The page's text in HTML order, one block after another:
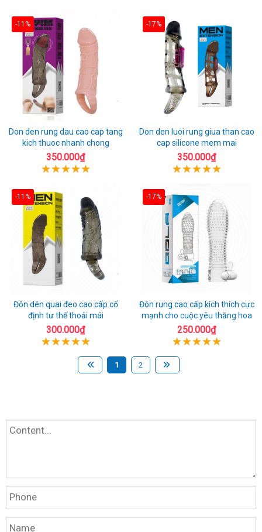
-11%
Don den rung dau cao cap tang
kich thuoc nhanh chong
350.000₫
-17%
Don den luoi rung giua than cao
cap silicone mem mai
350.000₫
-11%
Đôn dên quai đeo cao cấp cố
định tư thế thoải mái
300.000₫
-17%
Đôn rung cao cấp kích thích cực
mạnh cho cuộc yêu thăng hoa
250.000₫
1 2